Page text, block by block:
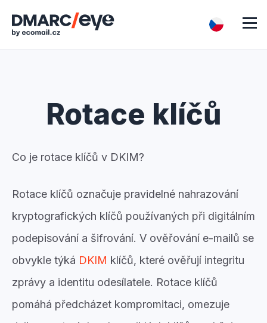
Rotace klíčů
Co je rotace klíčů v DKIM?
Rotace klíčů označuje pravidelné nahrazování
kryptografických klíčů používaných při digitálním
podepisování a šifrování. V ověřování e-mailů se
obvykle týká DKIM klíčů, které ověřují integritu
zprávy a identitu odesílatele. Rotace klíčů
pomáhá předcházet kompromitaci, omezuje